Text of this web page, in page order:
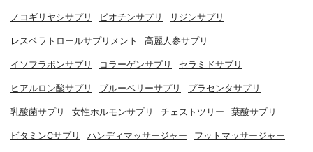
ノコギリヤシサプリ ビオチンサプリ リジンサプリ
レスベラトロールサプリメント 高麗人参サプリ
イソフラボンサプリ コラーゲンサプリ セラミドサプリ
ヒアルロン酸サプリ ブルーベリーサプリ プラセンタサプリ
乳酸菌サプリ 女性ホルモンサプリ チェストツリー 葉酸サプリ
ビタミンCサプリ ハンディマッサージャー フットマッサージャー